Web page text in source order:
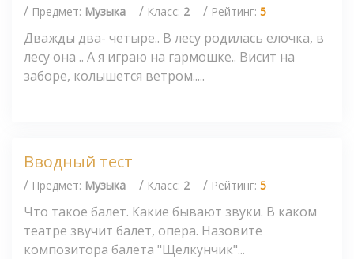
/ Предмет: Музыка / Класс: 2 / Рейтинг: 5
Дважды два- четыре.. В лесу родилась елочка, в
лесу она .. А я играю на гармошке.. Висит на
заборе, колышется ветром.....
Вводный тест
/ Предмет: Музыка / Класс: 2 / Рейтинг: 5
Что такое балет. Какие бывают звуки. В каком
театре звучит балет, опера. Назовите
композитора балета "Щелкунчик"...